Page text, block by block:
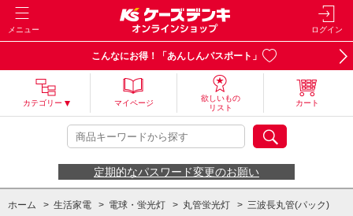
メニュー ログイン
こんなにお得！「あんしんパスポート」
カテゴリー マイページ
欲しいもの
リスト
カート
定期的なパスワード変更のお願い
ホーム > 生活家電 > 電球・蛍光灯 > 丸管蛍光灯 > 三波長丸管(パック)